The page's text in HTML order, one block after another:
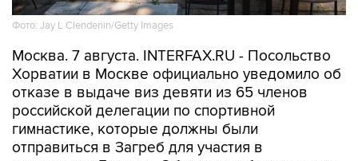
Москва. 7 августа. INTERFAX.RU - Посольство
отказе в выдаче виз девяти из 65 членов
российской делегации по спортивной
гимнастике, которые должны были
отправиться в Загреб для участия в
чемпионате Европы. Об этом сообщает пресс-
служба Федерации гимнастики России.